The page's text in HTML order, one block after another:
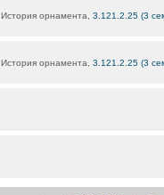
История орнамента, 3.121.2.25 (3
История орнамента, 3.121.2.25 (3